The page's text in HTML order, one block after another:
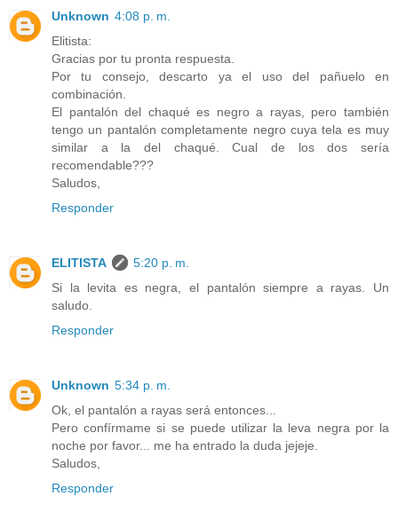
Unknown 4:08 p. m.
Elitista:
Gracias por tu pronta respuesta.
Por tu consejo, descarto ya el uso del pañuelo en
combinación.
El pantalón del chaqué es negro a rayas, pero también
tengo un pantalón completamente negro cuya tela es muy
similar a la del chaqué. Cual de los dos sería
recomendable???
Saludos,
Responder
ELITISTA
5:20 p. m.
Si la levita es negra, el pantalón siempre a rayas. Un
saludo.
Responder
Unknown 5:34 p. m.
Ok, el pantalón a rayas será entonces...
Pero confírmame si se puede utilizar la leva negra por la
noche por favor... me ha entrado la duda jejeje.
Saludos,
Responder